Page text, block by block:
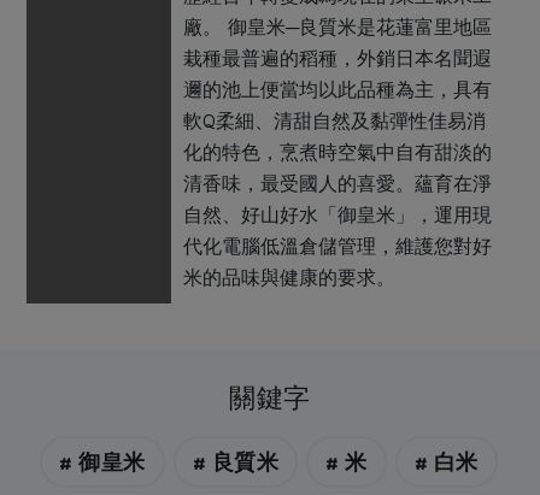
廠。 御皇米─良質米是花蓮富里地區
栽種最普遍的稻種，外銷日本名聞遐
邇的池上便當均以此品種為主，具有
軟Q柔細、清甜自然及黏彈性佳易消
化的特色，烹煮時空氣中自有甜淡的
清香味，最受國人的喜愛。蘊育在淨
自然、好山好水「御皇米」，運用現
代化電腦低溫倉儲管理，維護您對好
米的品味與健康的要求。
關鍵字
# 御皇米 # 良質米 # 米 # 白米